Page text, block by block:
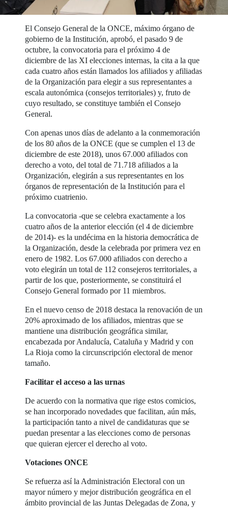
El Consejo General de la ONCE, máximo órgano de
gobierno de la Institución, aprobó, el pasado 9 de
octubre, la convocatoria para el próximo 4 de
diciembre de las XI elecciones internas, la cita a la que
cada cuatro años están llamados los afiliados y afiliadas
de la Organización para elegir a sus representantes a
escala autonómica (consejos territoriales) y, fruto de
cuyo resultado, se constituye también el Consejo
General.
Con apenas unos días de adelanto a la conmemoración
de los 80 años de la ONCE (que se cumplen el 13 de
diciembre de este 2018), unos 67.000 afiliados con
derecho a voto, del total de 71.718 afiliados a la
Organización, elegirán a sus representantes en los
órganos de representación de la Institución para el
próximo cuatrienio.
La convocatoria -que se celebra exactamente a los
cuatro años de la anterior elección (el 4 de diciembre
de 2014)- es la undécima en la historia democrática de
la Organización, desde la celebrada por primera vez en
enero de 1982. Los 67.000 afiliados con derecho a
voto elegirán un total de 112 consejeros territoriales, a
partir de los que, posteriormente, se constituirá el
Consejo General formado por 11 miembros.
En el nuevo censo de 2018 destaca la renovación de un
20% aproximado de los afiliados, mientras que se
mantiene una distribución geográfica similar,
encabezada por Andalucía, Cataluña y Madrid y con
La Rioja como la circunscripción electoral de menor
tamaño.
Facilitar el acceso a las urnas
De acuerdo con la normativa que rige estos comicios,
se han incorporado novedades que facilitan, aún más,
la participación tanto a nivel de candidaturas que se
puedan presentar a las elecciones como de personas
que quieran ejercer el derecho al voto.
Votaciones ONCE
Se refuerza así la Administración Electoral con un
mayor número y mejor distribución geográfica en el
ámbito provincial de las Juntas Delegadas de Zona, y